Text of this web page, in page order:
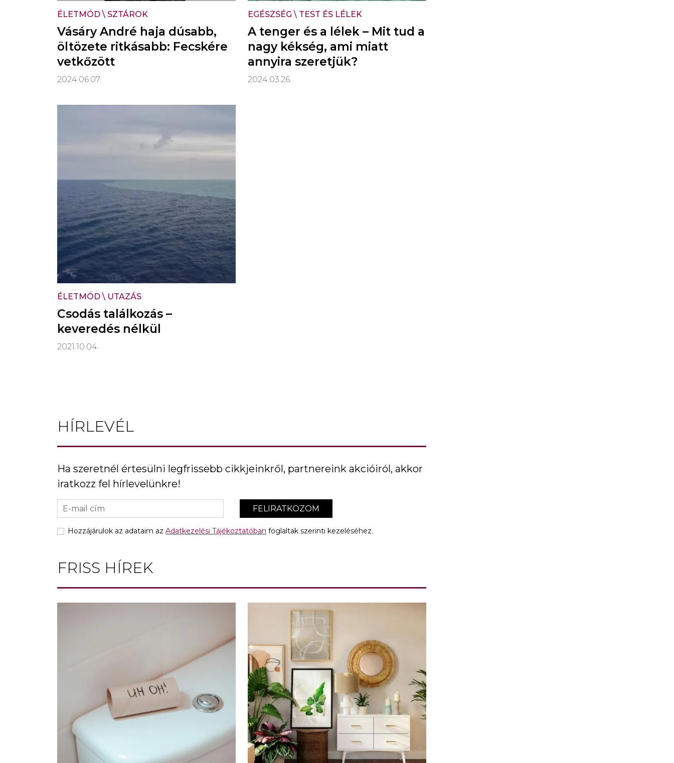
ÉLETMÓD\ SZTÁROK
Vásáry André haja dúsabb,
öltözete ritkásabb: Fecskére
vetkőzött
2024.06.07.
EGÉSZSÉG \ TEST ÉS LÉLEK
A tenger és a lélek – Mit tud a
nagy kékség, ami miatt
annyira szeretjük?
2024.03.26.
ÉLETMÓD\ UTAZÁS
Csodás találkozás –
keveredés nélkül
2021.10.04.
HÍRLEVÉL
Ha szeretnél értesülni legfrissebb cikkjeinkről, partnereink akcióiról, akkor
iratkozz fel hírlevelünkre!
FELIRATKOZOM
Hozzájárulok az adataim az Adatkezelési Tájékoztatóban foglaltak szerinti kezeléséhez.
FRISS HÍREK